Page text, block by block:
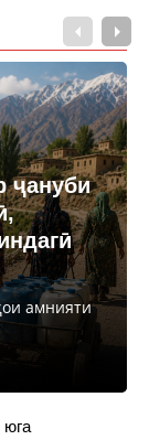
ҷануби
амнияти